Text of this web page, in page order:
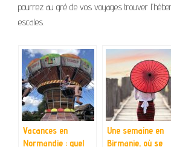
pourrez au gré de vos voyages trouver
escales.
Vacances en
Normandie : quel
Une semaine en
Birmanie, où se